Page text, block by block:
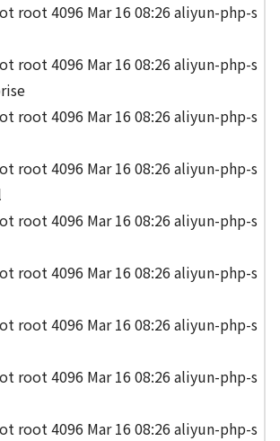
root 4096 Mar 16 08:26 aliyun-php-s
root 4096 Mar 16 08:26 aliyun-php-s
root 4096 Mar 16 08:26 aliyun-php-s
root 4096 Mar 16 08:26 aliyun-php-s
root 4096 Mar 16 08:26 aliyun-php-s
root 4096 Mar 16 08:26 aliyun-php-s
root 4096 Mar 16 08:26 aliyun-php-s
root 4096 Mar 16 08:26 aliyun-php-s
root 4096 Mar 16 08:26 aliyun-php-s